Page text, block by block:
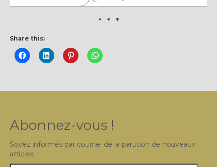
* * *
Share this:
Abonnez-vous !
Soyez informés par courriel de la parution de nouveaux
articles.